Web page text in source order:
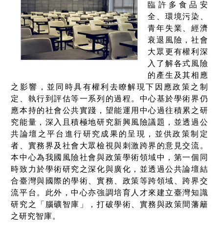
臨許多食品安
全、環境污染、
青年失業、經濟
衰退風險，社會
大眾更有權利深
入了解各式風險
的產生及其相應
之影響，並同時具有權利去瞭解現下因應政策之制
定、執行到評估等一系列的過程。中心基於學術界仍
應本持的社會公共實踐，望能運用中心過往積累之研
究能量，深入且積極地研究新興風險議題，並透過公
共論壇之平台進行研究成果的呈現，並供政策制定
者、實務界及社會大眾檢視與刺激跨界的意見交流。
本中心為我國風險社會與政策學術領域中，第一個同
時致力於學術研究之深化與廣化，並透過公共論壇結
合臺灣與國際的學術、實務、政策等跨領域、跨界交
流平台。此外，中心亦強調培育人才來建立臺灣知識
研究之「腦礦智庫」，打破學術、實務與政策間藩籬
之研究智庫。